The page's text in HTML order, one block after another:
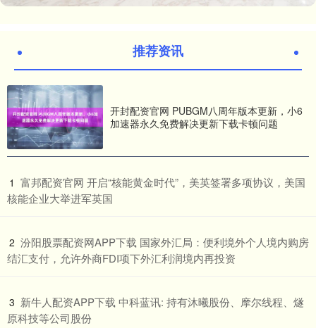
推荐资讯
开封配资官网 PUBGM八周年版本更新，小6
加速器永久免费解决更新下载卡顿问题
1 ​富邦配资官网 开启“核能黄金时代”，美英签署多项协议，美国
核能企业大举进军英国
2 ​汾阳股票配资网APP下载 国家外汇局：便利境外个人境内购房
结汇支付，允许外商FDI项下外汇利润境内再投资
3 ​新牛人配资APP下载 中科蓝讯: 持有沐曦股份、摩尔线程、燧
原科技等公司股份